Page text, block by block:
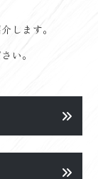
します。
い。